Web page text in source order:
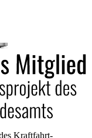
Kraftfahrt-